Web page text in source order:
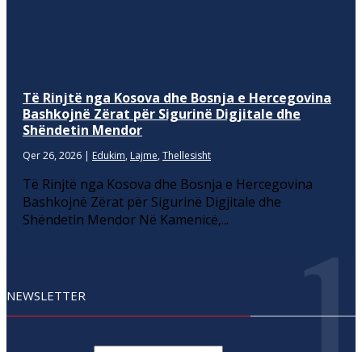
Të Rinjtë nga Kosova dhe Bosnja e Hercegovina
Bashkojnë Zërat për Sigurinë Digjitale dhe
Shëndetin Mendor
Qer 26, 2026 | Edukim, Lajme, Thellesisht
Të Rinjtë nga Kosova dhe Bosnja e Hercegovina
Bashkojnë Zërat për Sigurinë Digjitale dhe
Shëndetin Mendor Në Kamenicë,...
NEWSLETTER